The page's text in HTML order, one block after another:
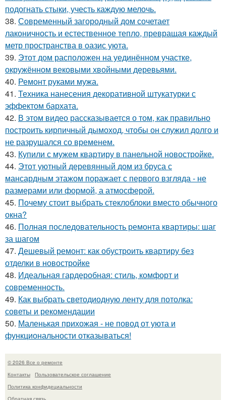
подогнать стыки, учесть каждую мелочь.
38. Современный загородный дом сочетает
лаконичность и естественное тепло, превращая каждый
метр пространства в оазис уюта.
39. Этот дом расположен на уединённом участке,
окружённом вековыми хвойными деревьями.
40. Ремонт руками мужа.
41. Техника нанесения декоративной штукатурки с
эффектом бархата.
42. В этом видео рассказывается о том, как правильно
построить кирпичный дымоход, чтобы он служил долго и
не разрушался со временем.
43. Купили с мужем квартиру в панельной новостройке.
44. Этот уютный деревянный дом из бруса с
мансардным этажом поражает с первого взгляда - не
размерами или формой, а атмосферой.
45. Почему стоит выбрать стеклоблоки вместо обычного
окна?
46. Полная последовательность ремонта квартиры: шаг
за шагом
47. Дешевый ремонт: как обустроить квартиру без
отделки в новостройке
48. Идеальная гардеробная: стиль, комфорт и
современность.
49. Как выбрать светодиодную ленту для потолка:
советы и рекомендации
50. Маленькая прихожая - не повод от уюта и
функциональности отказываться!
© 2026 Все о ремонте
Контакты
Пользовательское соглашение
Политика конфидециальности
Обратная связь